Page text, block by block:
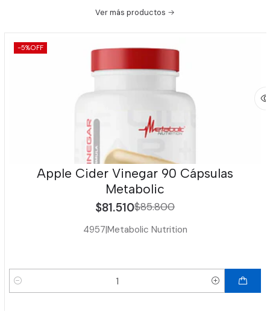
Ver más productos
-5%OFF
Apple Cider Vinegar 90 Cápsulas
Metabolic
$81.510$85.800
4957|Metabolic Nutrition
Cantidad